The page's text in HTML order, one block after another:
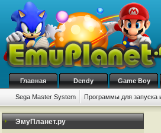
Главная Dendy Game Boy
Sega Master System Программы для запуска
ЭмуПланет.ру